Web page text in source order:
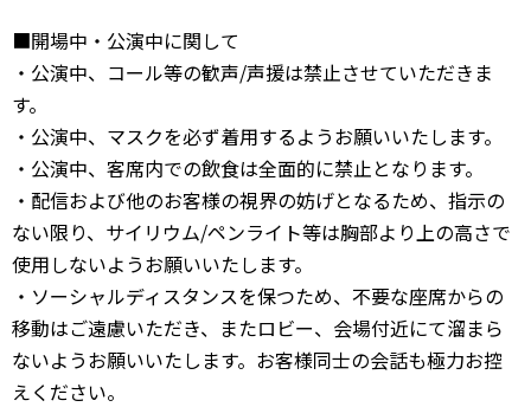
■開場中・公演中に関して
・公演中、コール等の歓声/声援は禁止させていただきま
す。
・公演中、マスクを必ず着用するようお願いいたします。
・公演中、客席内での飲食は全面的に禁止となります。
・配信および他のお客様の視界の妨げとなるため、指示の
ない限り、サイリウム/ペンライト等は胸部より上の高さで
使用しないようお願いいたします。
・ソーシャルディスタンスを保つため、不要な座席からの
移動はご遠慮いただき、またロビー、会場付近にて溜まら
ないようお願いいたします。お客様同士の会話も極力お控
えください。